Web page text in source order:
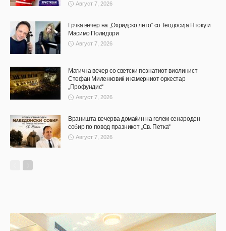
Август 7, 2026
Грчка вечер на „Охридско лето“ со Теодосија Нтоку и
Масимо Полидори
Август 7, 2026
Магична вечер со светски познатиот виолинист
Стефан Миленковиќ и камерниот оркестар
„Профундис“
Август 7, 2026
Враништа вечерва домаќин на голем сенароден
собир по повод празникот „Св. Петка“
Август 7, 2026